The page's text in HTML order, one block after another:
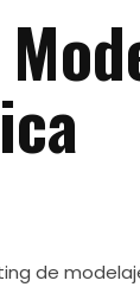
de